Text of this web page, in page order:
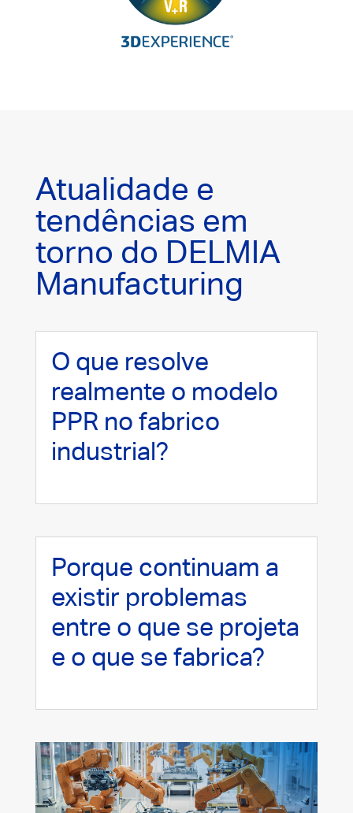
Atualidade e
tendências em
torno do DELMIA
Manufacturing
O que resolve
realmente o modelo
PPR no fabrico
industrial?
Porque continuam a
existir problemas
entre o que se projeta
e o que se fabrica?